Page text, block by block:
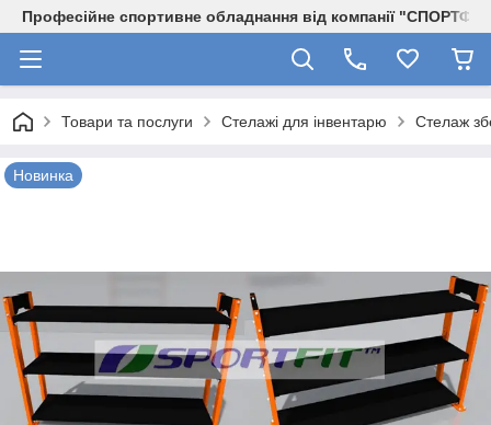
Професійне спортивне обладнання від компанії
Товари та послуги Стелажі для інвентарю Стелаж
Новинка